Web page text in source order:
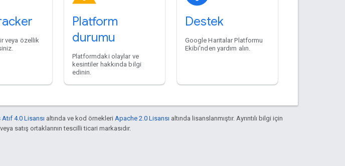
veya özellik
Platform
durumu
Platformdaki olaylar ve
kesintiler hakkında bilgi
edinin.
Destek
Google Haritalar Platformu
Ekibi'nden yardım alın.
4.0 Lisansı altında ve kod örnekleri Apache 2.0 Lisansı altında lisanslanmıştır. Ayrıntılı bilgi için
satış ortaklarının tescilli ticari markasıdır.